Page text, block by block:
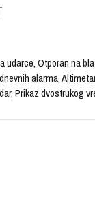
udarce, Otporan na
alarma,
Prikaz dvostrukog